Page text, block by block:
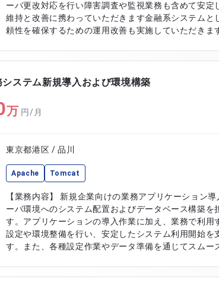
ーバ更改対応を行い障害調査や監視業務も含めて安定
維持と改善に携わっていただきます金融系システムと
頼性を確保するための運用改善も実施していただきます 【作業内容】
システム新規導入および環境構築
万 円/月
東京都港区 / 品川
Apache Tomcat
【業務内容】 新規企業向けの業務アプリケーション
ーバ環境へのシステム配置およびデータベース構築を
す。アプリケーションの導入作業に加え、業務で利用
設定や環境整備を行い、安定したシステム利用開始を
す。また、各種設定作業やデータ準備を通じてスムー